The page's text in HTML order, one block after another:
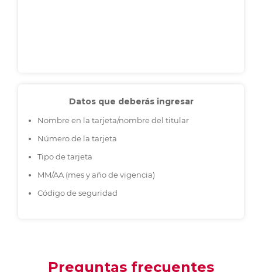
Datos que deberás ingresar
Nombre en la tarjeta/nombre del titular
Número de la tarjeta
Tipo de tarjeta
MM/AA (mes y año de vigencia)
Código de seguridad
Preguntas frecuentes